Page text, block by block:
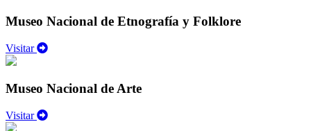
Museo Nacional de Etnografía y Folklore
Visitar
Museo Nacional de Arte
Visitar